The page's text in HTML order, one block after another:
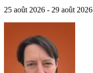
25 août 2026 - 29 août 2026